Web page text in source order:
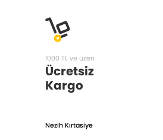
1000 TL ve üzeri
Ücretsiz
Kargo
Nezih Kırtasiye